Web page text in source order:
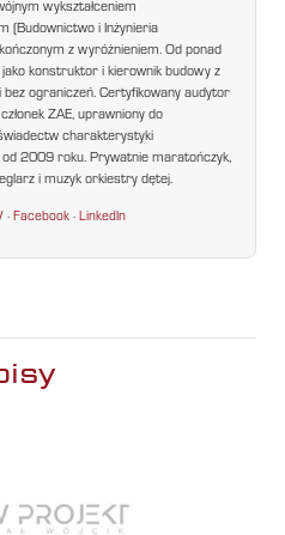
wykształceniem
(Budownictwo i Inżynieria
z wyróżnieniem. Od ponad
konstruktor i kierownik budowy z
bez ograniczeń. Certyfikowany audytor
ZAE, uprawniony do
charakterystyki
2009 roku. Prywatnie maratończyk,
i muzyk orkiestry dętej.
·Facebook ·LinkedIn